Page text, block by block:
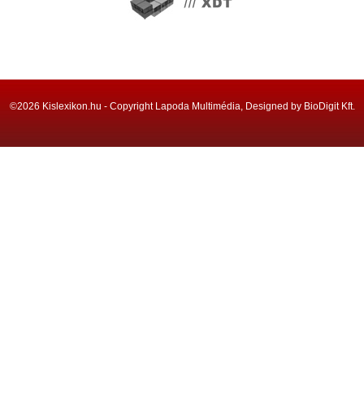
©2026 Kislexikon.hu - Copyright Lapoda Multimédia, Designed by BioDigit Kft.